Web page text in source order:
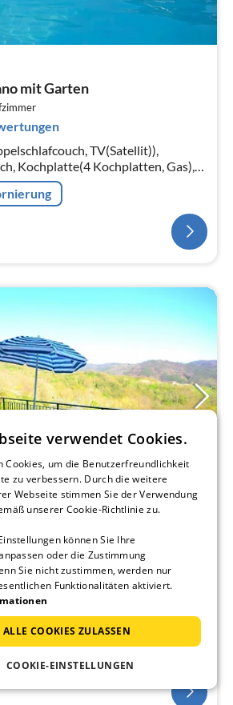
mit Garten
TV(Satellit)),
Kochplatte(4 Kochplatten, Gas),
Badezimmer(Badewanne
Föhn)
Charme in Ligurien
Satellit)),
Mikrowelle,
Schlafzimmer(Doppelbett
verwendet Cookies.
Cookies, um die Benutzerfreundlichkeit
zu verbessern. Durch die weitere
Webseite stimmen Sie der Verwendung
unserer Cookie-Richtlinie zu.
können Sie Ihre
oder die Zustimmung
Sie nicht zustimmen, werden nur
Funktionalitäten aktiviert.
ALLE COOKIES ZULASSEN
COOKIE-EINSTELLUNGEN